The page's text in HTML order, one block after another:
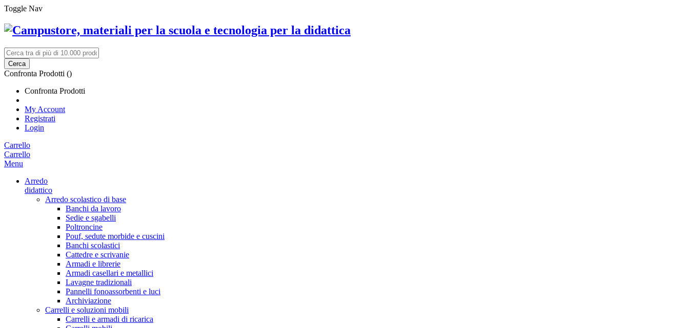
Toggle Nav
Cerca
Confronta Prodotti ()
Confronta Prodotti
My Account
Registrati
Login
Carrello
Carrello
Menu
Arredo
didattico
Arredo scolastico di base
Banchi da lavoro
Sedie e sgabelli
Poltroncine
Pouf, sedute morbide e cuscini
Banchi scolastici
Cattedre e scrivanie
Armadi e librerie
Armadi casellari e metallici
Lavagne tradizionali
Pannelli fonoassorbenti e luci
Archiviazione
Carrelli e soluzioni mobili
Carrelli e armadi di ricarica